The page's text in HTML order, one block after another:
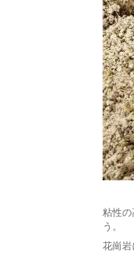
粘性
う。
花崗岩